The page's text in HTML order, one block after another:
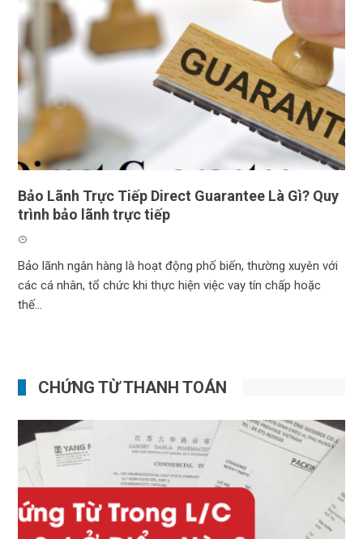
Bảo Lãnh Trực Tiếp Direct Guarantee Là Gì? Quy
trình bảo lãnh trực tiếp
Bảo lãnh ngân hàng là hoạt động phố biến, thường xuyên với
các cá nhân, tổ chức khi thực hiện việc vay tín chấp hoặc
thế...
CHỨNG TỪ THANH TOÁN